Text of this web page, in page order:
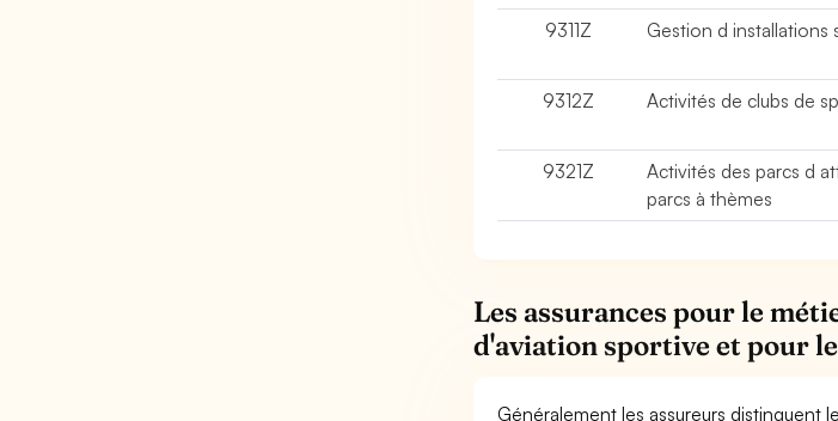
9311Z
Gestion d installations
9312Z
Activités de clubs de
9321Z
Activités des parcs d
parcs à thèmes
Les assurances pour le
d'aviation sportive et pour
Généralement les assureurs distinguent